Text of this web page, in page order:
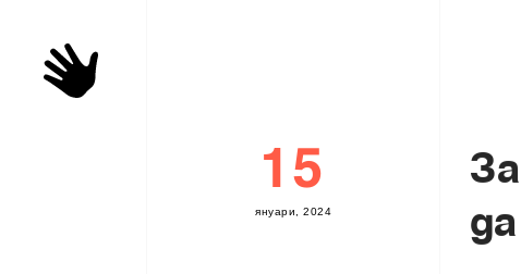
15
януари, 2024
За
да